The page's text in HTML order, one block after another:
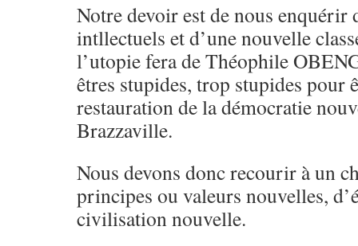
Notre devoir est de nous enquérir
intllectuels et d’une nouvelle
l’utopie fera de Théophile
êtres stupides, trop stupides pour
restauration de la démocratie
Brazzaville.
Nous devons donc recourir à un
principes ou valeurs nouvelles,
civilisation nouvelle.